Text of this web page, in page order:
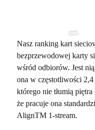
Nasz ranking kart
bezprzewodowej karty
wśród odbiorów. Jest
ona w częstotliwości
którego nie tłumią
że pracuje ona
AlignTM 1-stream.